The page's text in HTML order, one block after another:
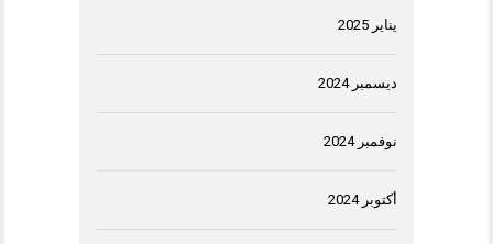
يناير 2025
ديسمبر 2024
نوفمبر 2024
أكتوبر 2024